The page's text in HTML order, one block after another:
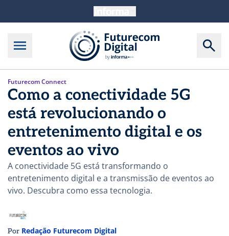
Futurecom Connect
Como a conectividade 5G
está revolucionando o
entretenimento digital e os
eventos ao vivo
A conectividade 5G está transformando o
entretenimento digital e a transmissão de eventos ao
vivo. Descubra como essa tecnologia.
Por Redação Futurecom Digital